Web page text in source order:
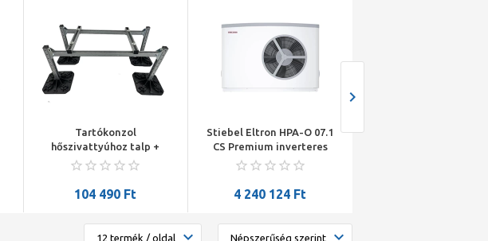
Tartókonzol
hőszivattyúhoz talp +
alapkeret 500x1000 (4db
10 kw hőszivattyúk-hoz
104 490 Ft
Stiebel Eltron HPA-O 07.1
CS Premium inverteres
monoblokkos levegő/víz
4 240 124 Ft